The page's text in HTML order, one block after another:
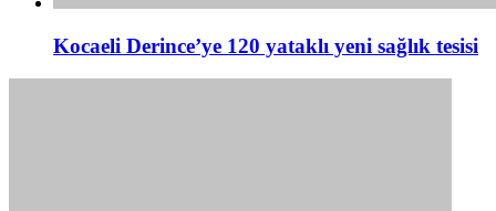
Kocaeli Derince’ye 120 yataklı yeni sağlık tesisi